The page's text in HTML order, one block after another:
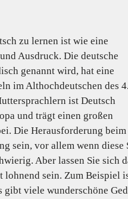
zu lernen ist wie eine
Ausdruck. Die deutsche
genannt wird, hat eine
im Althochdeutschen des 4.
ist Deutsch
und trägt einen großen
Die Herausforderung
sein, vor allem wenn
Aber lassen Sie sich
lohnend sein. Zum Beispiel
viele wunderschöne